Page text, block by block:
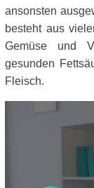
ansonsten
besteht aus
Gemüse und
gesunden
Fleisch.